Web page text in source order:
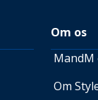
Om os
MandM
Om